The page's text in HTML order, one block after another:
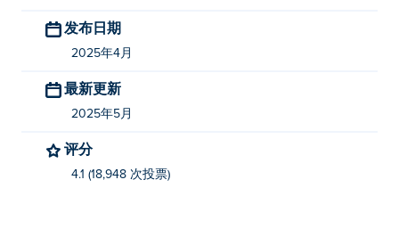
发布日期
2025年4月
最新更新
2025年5月
评分
4.1 (18,948 次投票)